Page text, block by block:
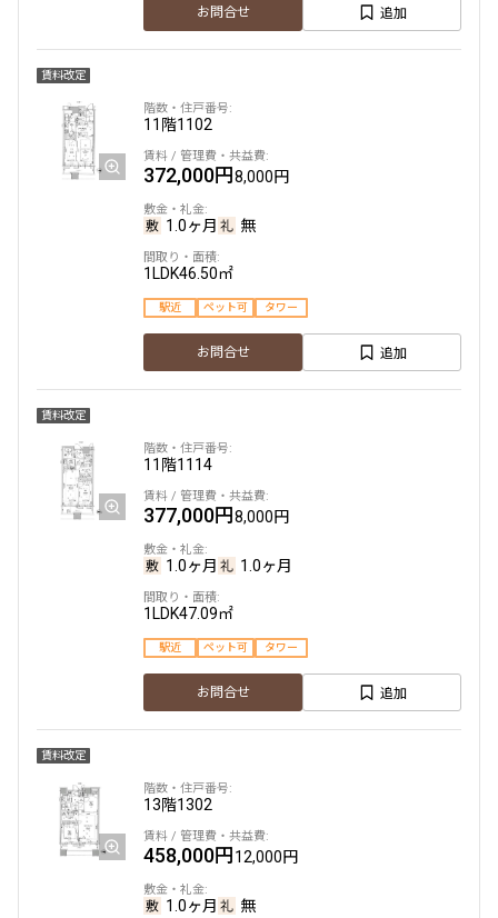
お問合せ 追加
賃料改定
11階1102
372,000円8,000円
1.0ヶ月 無
1LDK46.50㎡
駅近 ペット可 タワー
お問合せ 追加
賃料改定
11階1114
377,000円8,000円
1.0ヶ月 1.0ヶ月
1LDK47.09㎡
駅近 ペット可 タワー
お問合せ 追加
賃料改定
13階1302
458,000円12,000円
1.0ヶ月 無